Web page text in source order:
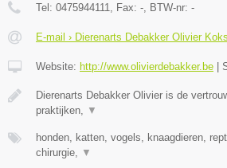
Tel: 0475944111 , Fax: - , BTW-nr: -
E-mail › Dierenarts Debakker Olivier
Website: http://www.olivierdebakker.be
Dierenarts Debakker Olivier is de
praktijken,
▼
honden, katten, vogels, knaagdieren,
chirurgie,
▼